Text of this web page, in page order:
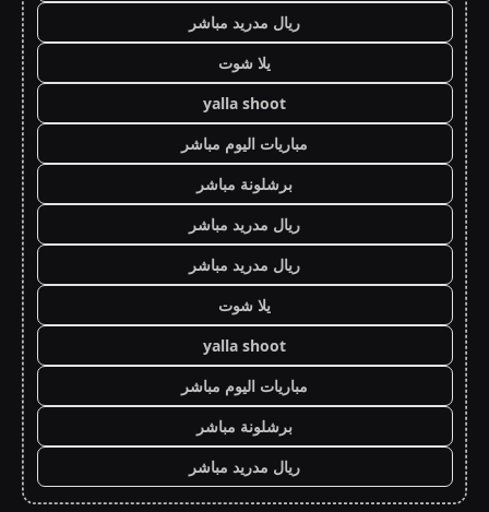
ريال مدريد مباشر
يلا شوت
yalla shoot
مباريات اليوم مباشر
برشلونة مباشر
ريال مدريد مباشر
ريال مدريد مباشر
يلا شوت
yalla shoot
مباريات اليوم مباشر
برشلونة مباشر
ريال مدريد مباشر